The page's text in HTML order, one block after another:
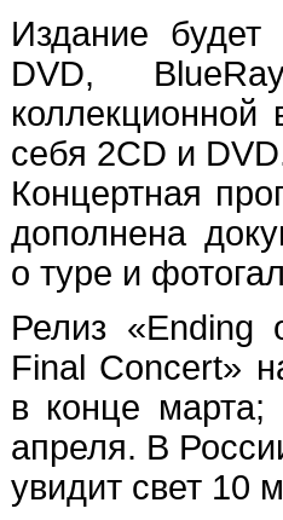
Издание
DVD,
себя 2CD и
Концертная
дополнена
о туре и
Релиз
Final Concert»
в конце
апреля. В
увидит свет 10